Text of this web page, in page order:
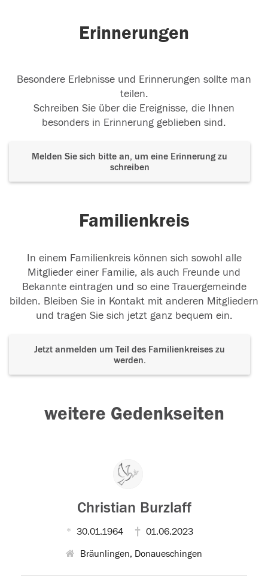
Erinnerungen
Besondere Erlebnisse und Erinnerungen sollte man
teilen.
Schreiben Sie über die Ereignisse, die Ihnen
besonders in Erinnerung geblieben sind.
Melden Sie sich bitte an, um eine Erinnerung zu
schreiben
Familienkreis
In einem Familienkreis können sich sowohl alle
Mitglieder einer Familie, als auch Freunde und
Bekannte eintragen und so eine Trauergemeinde
bilden. Bleiben Sie in Kontakt mit anderen Mitgliedern
und tragen Sie sich jetzt ganz bequem ein.
Jetzt anmelden um Teil des Familienkreises zu
werden.
weitere Gedenkseiten
Christian Burzlaff
30.01.1964 01.06.2023
Bräunlingen, Donaueschingen